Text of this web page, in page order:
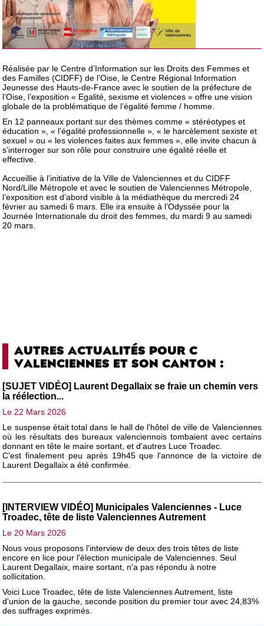
Réalisée par le Centre d’Information sur les Droits des Femmes et
des Familles (CIDFF) de l’Oise, le Centre Régional Information
Jeunesse des Hauts-de-France avec le soutien de la préfecture de
l’Oise, l’exposition « Egalité, sexisme et violences » offre une vision
globale de la problématique de l’égalité femme / homme.
En 12 panneaux portant sur des thèmes comme « stéréotypes et
éducation », « l’égalité professionnelle », « le harcèlement sexiste et
sexuel » ou « les violences faites aux femmes », elle invite chacun à
s’interroger sur son rôle pour construire une égalité réelle et
effective.
Accueillie à l’initiative de la Ville de Valenciennes et du CIDFF
Nord/Lille Métropole et avec le soutien de Valenciennes Métropole,
l’exposition est d’abord visible à la médiathèque du mercredi 24
février au samedi 6 mars. Elle ira ensuite à l’Odyssée pour la
Journée Internationale du droit des femmes, du mardi 9 au samedi
20 mars.
AUTRES ACTUALITÉS POUR C
VALENCIENNES ET SON CANTON :
[SUJET VIDÉO] Laurent Degallaix se fraie un chemin vers
la réélection...
Le 22 Mars 2026
Le suspense était total dans le hall de l'hôtel de ville de Valenciennes
où les résultats des bureaux valenciennois tombaient avec certains
donnant en tête le maire sortant, et d'autres Luce Troadec.
C'est finalement peu après 19h45 que l'annonce de la victoire de
Laurent Degallaix a été confirmée.
[INTERVIEW VIDÉO] Municipales Valenciennes - Luce
Troadec, tête de liste Valenciennes Autrement
Le 20 Mars 2026
Nous vous proposons l'interview de deux des trois têtes de liste
encore en lice pour l'élection municipale de Valenciennes. Seul
Laurent Degallaix, maire sortant, n'a pas répondu à notre
sollicitation.
Voici Luce Troadec, tête de liste Valenciennes Autrement, liste
d'union de la gauche, seconde position du premier tour avec 24,83%
des suffrages exprimés.